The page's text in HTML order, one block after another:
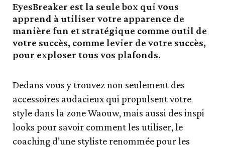
EyesBreaker est la seule box qui vous
apprend à utiliser votre apparence de
manière fun et stratégique comme outil de
votre succès, comme levier de votre succès,
pour exploser tous vos plafonds.
Dedans vous y trouvez non seulement des
accessoires audacieux qui propulsent votre
style dans la zone Waouw, mais aussi des inspi
looks pour savoir comment les utiliser, le
coaching d’une styliste renommée pour les